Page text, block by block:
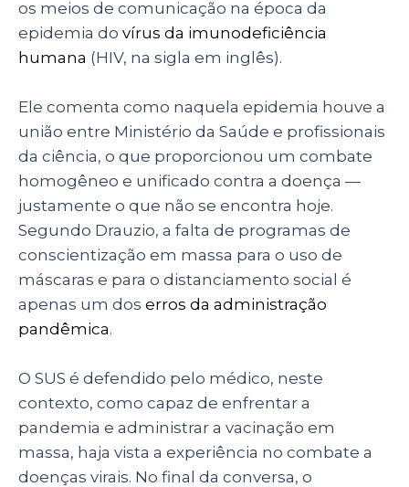
os meios de comunicação na época da
epidemia do vírus da imunodeficiência
humana (HIV, na sigla em inglês).
Ele comenta como naquela epidemia houve a
união entre Ministério da Saúde e profissionais
da ciência, o que proporcionou um combate
homogêneo e unificado contra a doença —
justamente o que não se encontra hoje.
Segundo Drauzio, a falta de programas de
conscientização em massa para o uso de
máscaras e para o distanciamento social é
apenas um dos erros da administração
pandêmica.
O SUS é defendido pelo médico, neste
contexto, como capaz de enfrentar a
pandemia e administrar a vacinação em
massa, haja vista a experiência no combate a
doenças virais. No final da conversa, o